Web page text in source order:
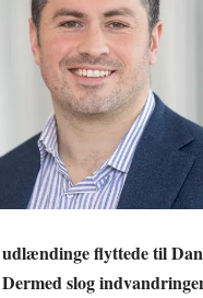
flyttede til
slog